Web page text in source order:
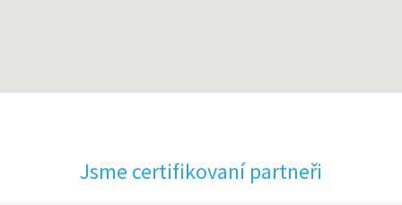
Jsme certifikovaní partneři